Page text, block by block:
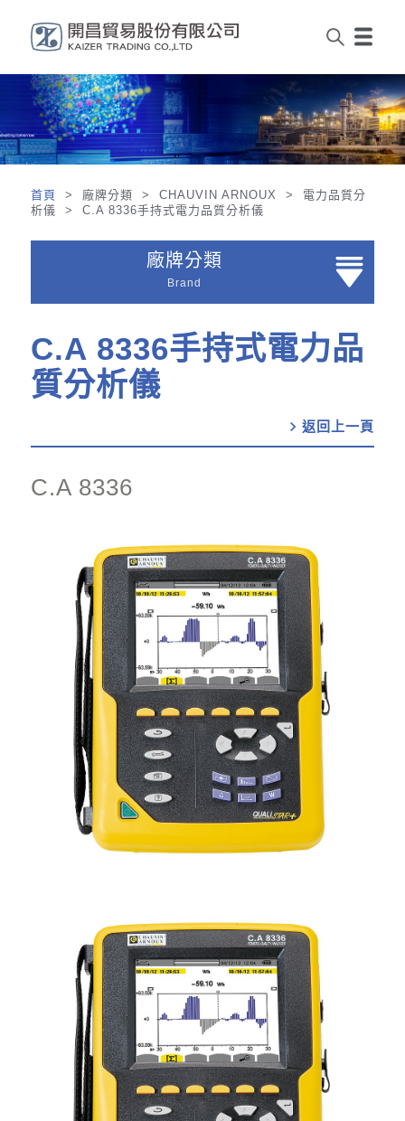
首頁
> 廠牌分類 > CHAUVIN ARNOUX > 電力品質分
析儀 > C.A 8336手持式電力品質分析儀
廠牌分類
Brand
C.A 8336手持式電力品
質分析儀
chevron_right
C.A 8336